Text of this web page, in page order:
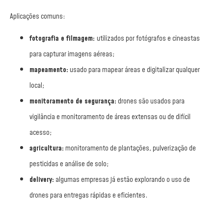
Aplicações comuns:
fotografia e filmagem: utilizados por fotógrafos e cineastas
para capturar imagens aéreas;
mapeamento:usado para mapear áreas e digitalizar qualquer
local;
monitoramento de segurança:drones são usados para
vigilância e monitoramento de áreas extensas ou de difícil
acesso;
agricultura:monitoramento de plantações, pulverização de
pesticidas e análise de solo;
delivery: algumas empresas já estão explorando o uso de
drones para entregas rápidas e eficientes.